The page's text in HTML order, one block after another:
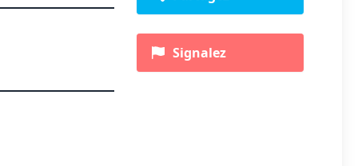
Signalez